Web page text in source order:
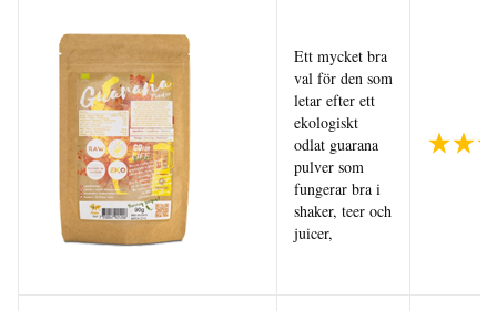
Ett mycket bra
val för den som
letar efter ett
ekologiskt
odlat guarana
pulver som
fungerar bra i
shaker, teer och
juicer,